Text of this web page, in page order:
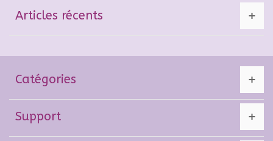
Articles récents
Catégories
Support